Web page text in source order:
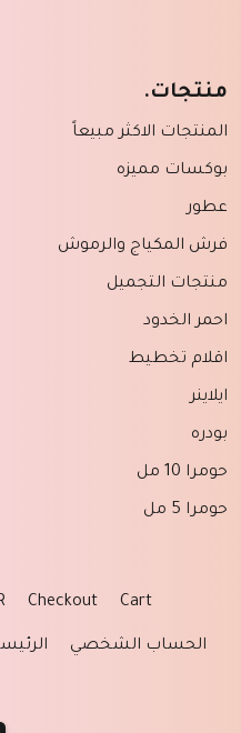
منتجات.
المنتجات الاكثر مبيعاً
بوكسات مميزه
عطور
فرش المكياج والرموش
منتجات التجميل
احمر الخدود
اقلام تخطيط
ايلاينر
بودره
حومرا 10 مل
حومرا 5 مل
Cart
Checkout
الحساب الشخصي